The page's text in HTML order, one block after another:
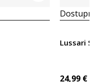
Lussari
24,99 €